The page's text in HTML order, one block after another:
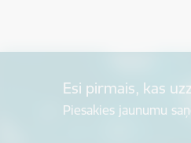
Esi pirmais, kas
Piesakies jaunumu